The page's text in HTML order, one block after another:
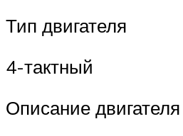
Тип двигателя
4-тактный
Описание двигателя